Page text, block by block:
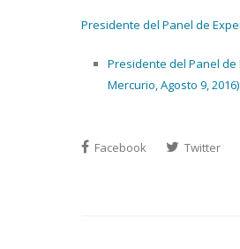
Presidente del Panel de
Presidente del Panel de
Mercurio, Agosto 9, 2016)
Facebook Twitter